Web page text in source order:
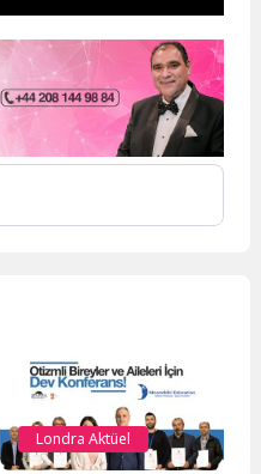
Londra Aktüel